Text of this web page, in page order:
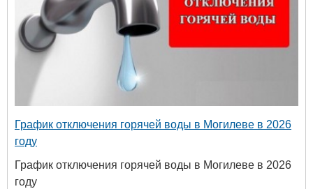
График отключения горячей воды в Могилеве в 2026
году
График отключения горячей воды в Могилеве в 2026
году